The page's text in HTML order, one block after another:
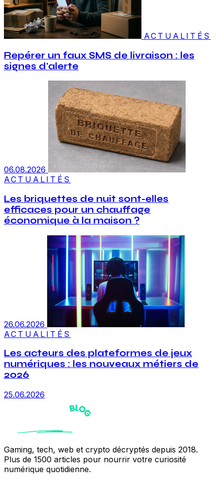
ACTUALITÉS
Repérer un faux SMS de livraison : les
signes d'alerte
06.08.2026
ACTUALITÉS
Les briquettes de nuit sont-elles
efficaces pour un chauffage
économique à la maison ?
26.06.2026
ACTUALITÉS
Les acteurs des plateformes de jeux
numériques : les nouveaux métiers de
2026
25.06.2026
Gaming, tech, web et crypto décryptés depuis 2018.
Plus de 1500 articles pour nourrir votre curiosité
numérique quotidienne.